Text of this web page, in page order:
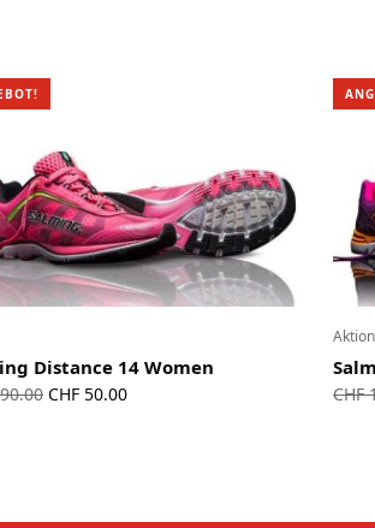
Distance 14 Women
Ursprünglicher
CHF 50.00Aktueller
Aktion
CHF